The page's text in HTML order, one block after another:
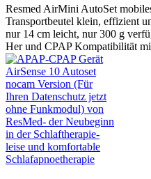
Resmed AirMini AutoSet
Transportbeutel klein, effizient
nur 14 cm leicht, nur 300 g
Her und CPAP Kompatibilität